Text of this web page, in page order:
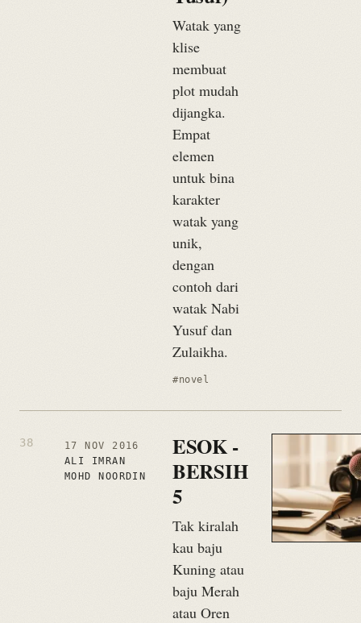
Watak yang
klise
membuat
plot mudah
dijangka.
Empat
elemen
untuk bina
karakter
watak yang
unik,
dengan
contoh dari
watak Nabi
Yusuf dan
Zulaikha.
#novel
17 NOV 2016
ALI IMRAN
MOHD NOORDIN
ESOK -
BERSIH
5
Tak kiralah
kau baju
Kuning atau
baju Merah
atau Oren